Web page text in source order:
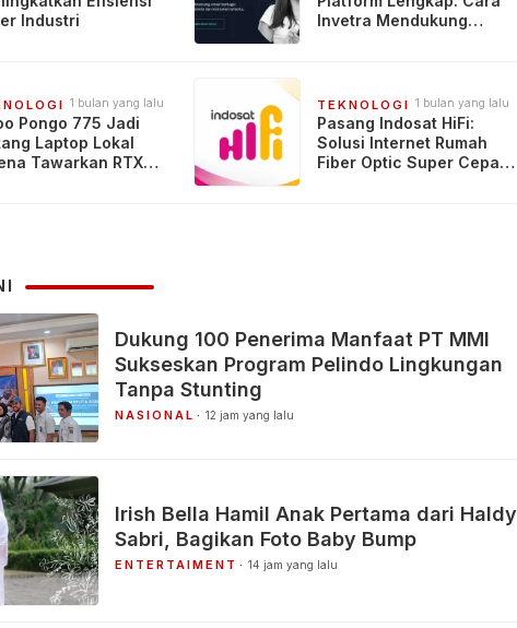
Industri
Invetra Mendukung
1 bulan yang lalu
Pongo 775 Jadi
Laptop Lokal
Tawarkan RTX
TEKNOLOGI 1 bulan yang lalu
Pasang Indosat HiFi:
Solusi Internet Rumah
Fiber Optic Super Cepat
Dukung 100 Penerima Manfaat PT MMI
Sukseskan Program Pelindo Lingkungan
Tanpa Stunting
NASIONAL 12 jam yang lalu
Irish Bella Hamil Anak Pertama dari Haldy
Sabri, Bagikan Foto Baby Bump
ENTERTAIMENT 14 jam yang lalu